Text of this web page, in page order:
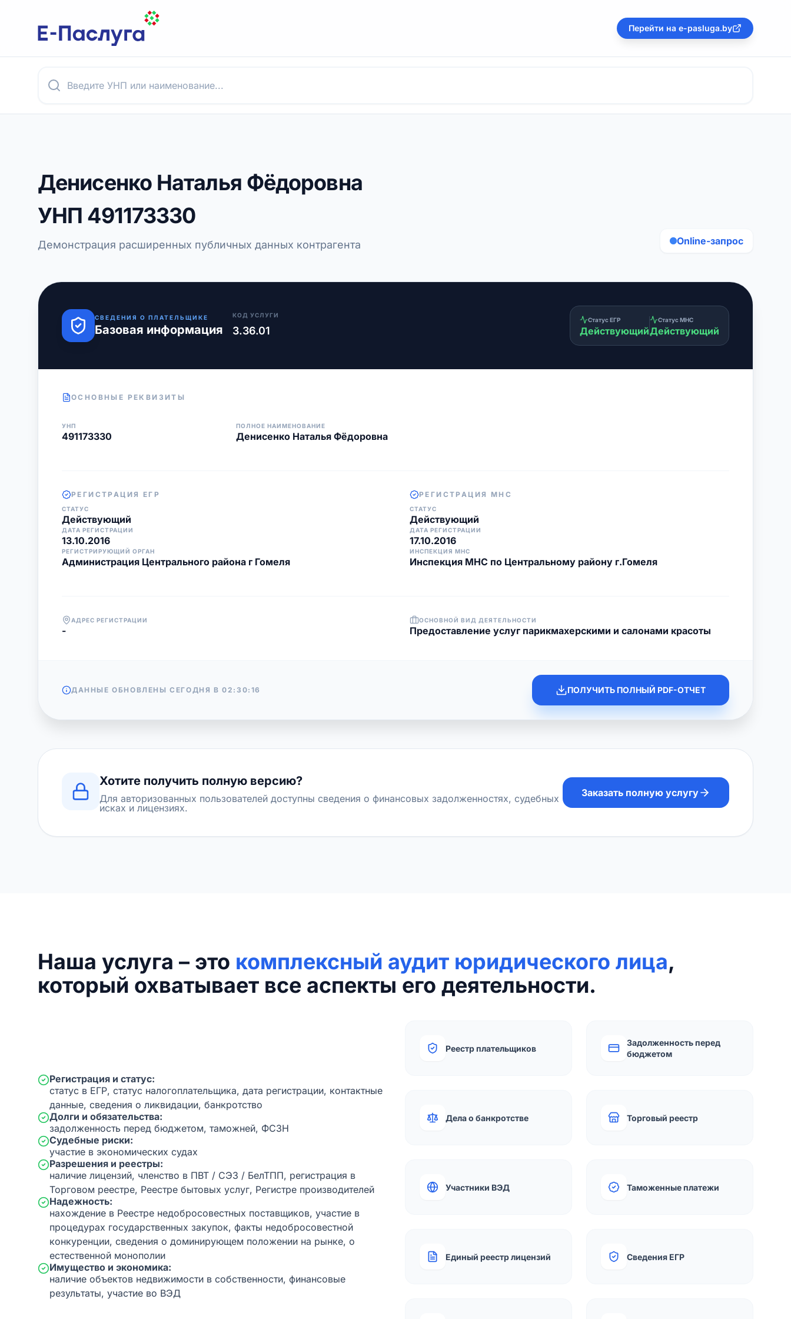
Перейти на e-pasluga.by
Денисенко Наталья Фёдоровна
УНП 491173330
Демонстрация расширенных публичных данных контрагента Online-запрос
СВЕДЕНИЯ О ПЛАТЕЛЬЩИКЕ
Базовая информация
КОД УСЛУГИ
3.36.01
Статус ЕГР
Действующий
Статус МНС
Действующий
ОСНОВНЫЕ РЕКВИЗИТЫ
УНП
491173330
ПОЛНОЕ НАИМЕНОВАНИЕ
Денисенко Наталья Фёдоровна
РЕГИСТРАЦИЯ ЕГР
СТАТУС
Действующий
ДАТА РЕГИСТРАЦИИ
13.10.2016
РЕГИСТРИРУЮЩИЙ ОРГАН
Администрация Центрального района г Гомеля
РЕГИСТРАЦИЯ МНС
СТАТУС
Действующий
ДАТА РЕГИСТРАЦИИ
17.10.2016
ИНСПЕКЦИЯ МНС
Инспекция МНС по Центральному району г.Гомеля
АДРЕС РЕГИСТРАЦИИ
-
ОСНОВНОЙ ВИД ДЕЯТЕЛЬНОСТИ
Предоставление услуг парикмахерскими и салонами красоты
ДАННЫЕ ОБНОВЛЕНЫ СЕГОДНЯ В02:30:16 ПОЛУЧИТЬ ПОЛНЫЙ PDF-ОТЧЕТ
Хотите получить полную версию?
Для авторизованных пользователей доступны сведения о финансовых задолженностях, судебных
исках и лицензиях.
Заказать полную услугу
Наша услуга – это комплексный аудит юридического лица,
который охватывает все аспекты его деятельности.
Регистрация и статус:
статус в ЕГР, статус налогоплательщика, дата регистрации, контактные
данные, сведения о ликвидации, банкротство
Долги и обязательства:
задолженность перед бюджетом, таможней, ФСЗН
Судебные риски:
участие в экономических судах
Разрешения и реестры:
наличие лицензий, членство в ПВТ / СЭЗ / БелТПП, регистрация в
Торговом реестре, Реестре бытовых услуг, Регистре производителей
Надежность:
нахождение в Реестре недобросовестных поставщиков, участие в
процедурах государственных закупок, факты недобросовестной
конкуренции, сведения о доминирующем положении на рынке, о
естественной монополии
Имущество и экономика:
наличие объектов недвижимости в собственности, финансовые
результаты, участие во ВЭД
Реестр плательщиков
Задолженность перед
бюджетом
Дела о банкротстве Торговый реестр
Участники ВЭД Таможенные платежи
Единый реестр лицензий Сведения ЕГР